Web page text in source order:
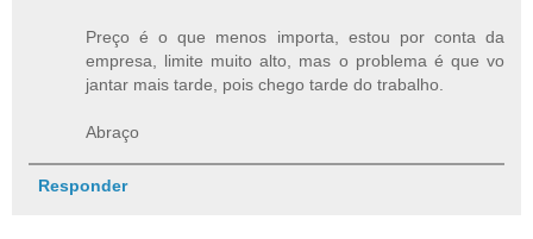
Preço é o que menos importa, estou por conta da
empresa, limite muito alto, mas o problema é que vo
jantar mais tarde, pois chego tarde do trabalho.
Abraço
Responder